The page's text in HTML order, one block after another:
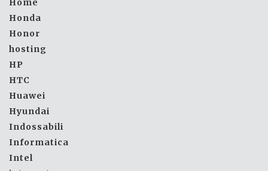
Home
Honda
Honor
hosting
HP
HTC
Huawei
Hyundai
Indossabili
Informatica
Intel